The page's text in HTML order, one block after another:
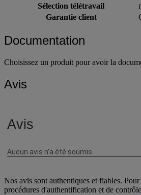
Sélection télétravail
Garantie client
Documentation
Choisissez un produit pour avoir la
Avis
Nos avis sont authentiques et fiables.
procédures d'authentification et de